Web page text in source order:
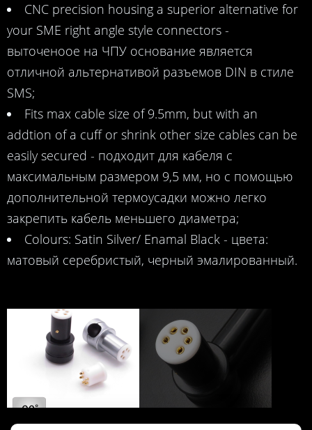
CNC precision housing a superior alternative for
your SME right angle style connectors -
выточеноое на ЧПУ основание является
отличной альтернативой разъемов DIN в стиле
SMS;
Fits max cable size of 9.5mm, but with an
addtion of a cuff or shrink other size cables can be
easily secured - подходит для кабеля с
максимальным размером 9,5 мм, но с помощью
дополнительной термоусадки можно легко
закрепить кабель меньшего диаметра;
Colours: Satin Silver/ Enamal Black - цвета:
матовый серебристый, черный эмалированный.